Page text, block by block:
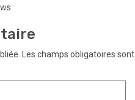
Les champs obligatoires sont